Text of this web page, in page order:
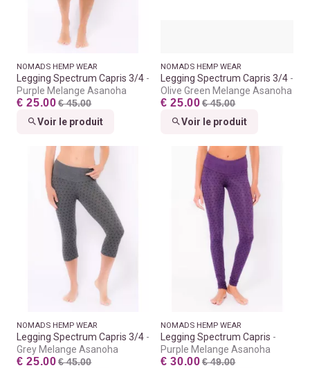
NOMADS HEMP WEAR
Legging Spectrum Capris 3/4
Purple Melange Asanoha
€ 25.00 € 45.00
Voir le produit
NOMADS HEMP WEAR
Legging Spectrum Capris 3/4
Olive Green Melange Asanoha
€ 25.00 € 45.00
Voir le produit
NOMADS HEMP WEAR
Legging Spectrum Capris 3/4
Grey Melange Asanoha
€ 25.00 € 45.00
NOMADS HEMP WEAR
Legging Spectrum Capris
Purple Melange Asanoha
€ 30.00 € 49.00